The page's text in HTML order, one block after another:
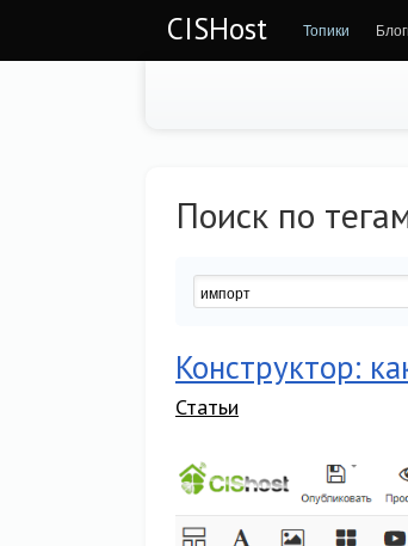
CISHost Топики
Поиск по
Конструктор:
Статьи